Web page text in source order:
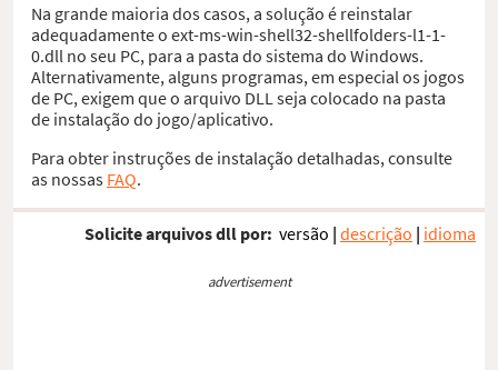
Na grande maioria dos casos, a solução é reinstalar
adequadamente o ext-ms-win-shell32-shellfolders-l1-1-
0.dll no seu PC, para a pasta do sistema do Windows.
Alternativamente, alguns programas, em especial os jogos
de PC, exigem que o arquivo DLL seja colocado na pasta
de instalação do jogo/aplicativo.
Para obter instruções de instalação detalhadas, consulte
as nossas FAQ.
Solicite arquivos dll por: versão | descrição | idioma
advertisement